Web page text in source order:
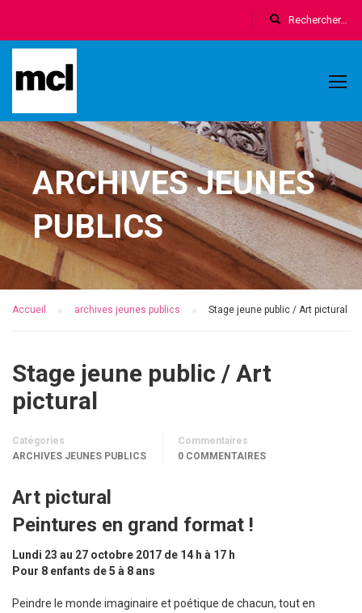
ARCHIVES JEUNES
PUBLICS
Accueil archives jeunes publics Stage jeune public / Art pictural
Stage jeune public / Art
pictural
Catégories
ARCHIVES JEUNES PUBLICS
Commentaires
0 COMMENTAIRES
Art pictural
Peintures en grand format !
Lundi 23 au 27 octobre 2017 de 14 h à 17 h
Pour 8 enfants de 5 à 8 ans
Peindre le monde imaginaire et poétique de chacun, tout en